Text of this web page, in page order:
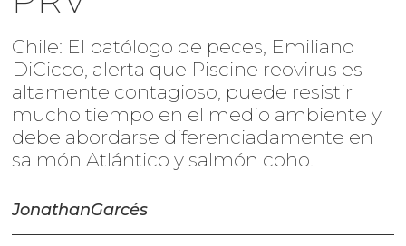
Chile: El patólogo de peces, Emiliano
DiCicco, alerta que Piscine reovirus es
altamente contagioso, puede resistir
mucho tiempo en el medio ambiente y
debe abordarse diferenciadamente en
salmón Atlántico y salmón coho.
JonathanGarcés